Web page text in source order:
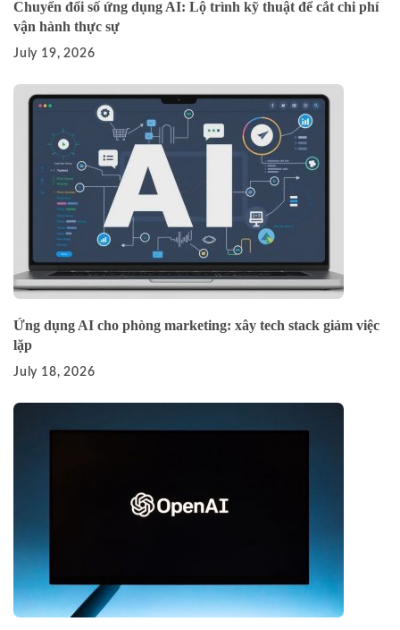
Chuyển đổi số ứng dụng AI: Lộ trình kỹ thuật để cắt chi phí
vận hành thực sự
July 19, 2026
Ứng dụng AI cho phòng marketing: xây tech stack giảm việc
lặp
July 18, 2026